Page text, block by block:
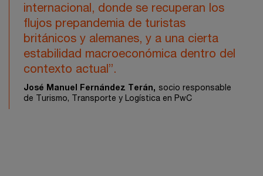
internacional, donde se recuperan los
flujos prepandemia de turistas
británicos y alemanes, y a una cierta
estabilidad macroeconómica dentro del
contexto actual”.
José Manuel Fernández Terán, socio responsable
de Turismo, Transporte y Logística en PwC